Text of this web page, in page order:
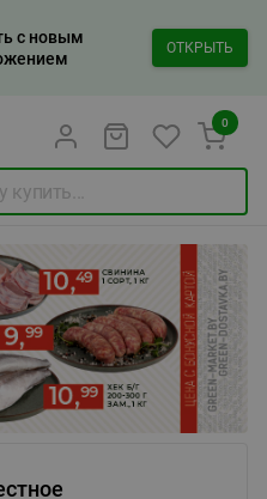
с новым
ОТКРЫТЬ
0